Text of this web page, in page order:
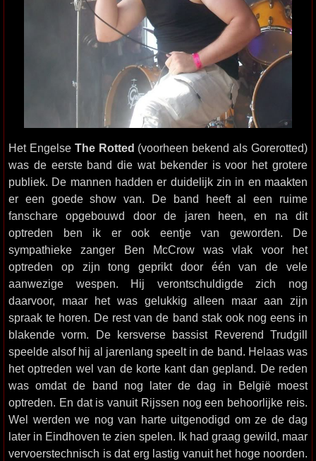
Het Engelse The Rotted (voorheen bekend als Gorerotted)
was de eerste band die wat bekender is voor het grotere
publiek. De mannen hadden er duidelijk zin in en maakten
er een goede show van. De band heeft al een ruime
fanschare opgebouwd door de jaren heen, en na dit
optreden ben ik er ook eentje van geworden. De
sympathieke zanger Ben McCrow was vlak voor het
optreden op zijn tong geprikt door één van de vele
aanwezige wespen. Hij verontschuldigde zich nog
daarvoor, maar het was gelukkig alleen maar aan zijn
spraak te horen. De rest van de band stak ook nog eens in
blakende vorm. De kersverse bassist Reverend Trudgill
speelde alsof hij al jarenlang speelt in de band. Helaas was
het optreden wel van de korte kant dan gepland. De reden
was omdat de band nog later de dag in België moest
optreden. En dat is vanuit Rijssen nog een behoorlijke reis.
Wel werden we nog van harte uitgenodigd om ze de dag
later in Eindhoven te zien spelen. Ik had graag gewild, maar
vervoerstechnisch is dat erg lastig vanuit het hoge noorden.